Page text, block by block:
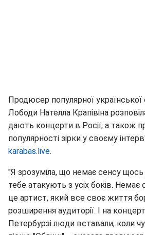
Продюсер популярної української
Лободи Нателла Крапівіна
дають концерти в Росії, а також
популярності зірки у своєму
karabas.live.
"Я зрозуміла, що немає сенсу
тебе атакують з усіх боків.
це артист, який все своє життя
розширення аудиторії. І на
Петербурзі люди вставали, коли